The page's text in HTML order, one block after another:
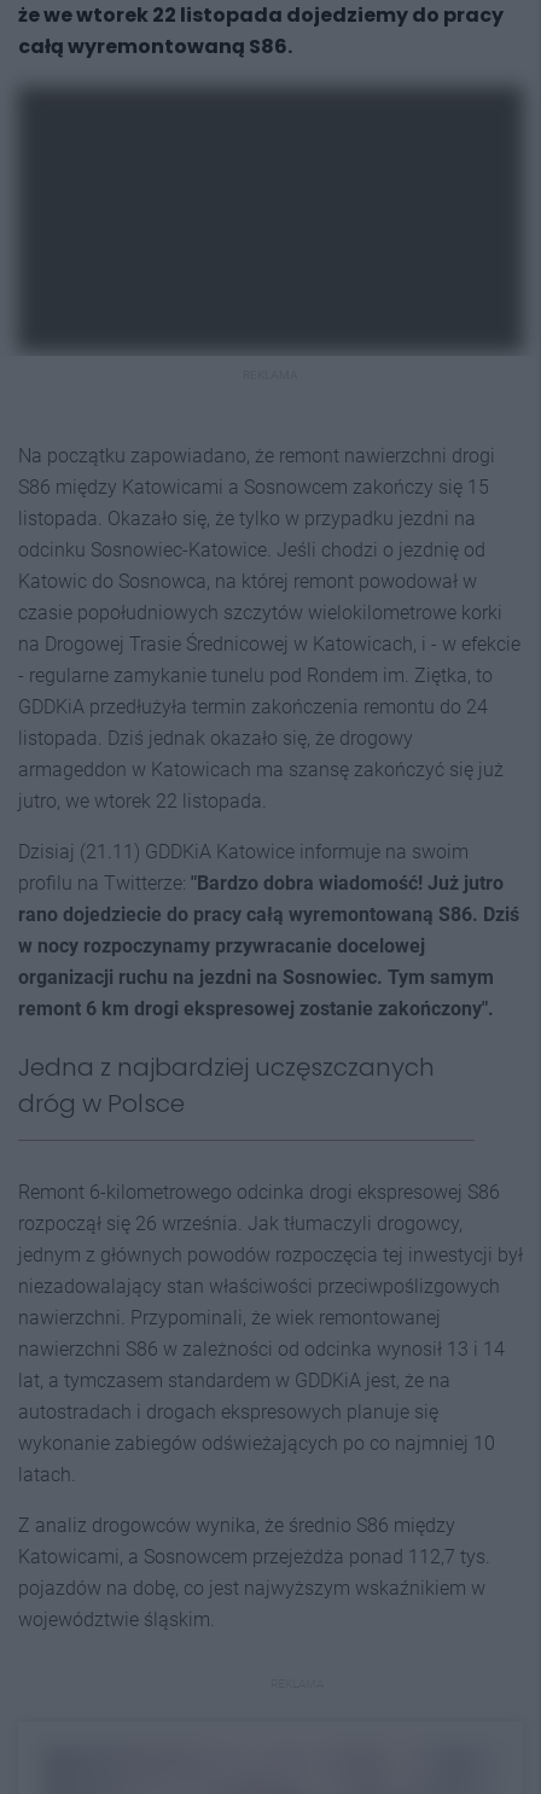
że we wtorek 22 listopada dojedziemy do pracy
całą wyremontowaną S86.
Na początku zapowiadano, że remont nawierzchni drogi
S86 między Katowicami a Sosnowcem zakończy się 15
listopada. Okazało się, że tylko w przypadku jezdni na
odcinku Sosnowiec-Katowice. Jeśli chodzi o jezdnię od
Katowic do Sosnowca, na której remont powodował w
czasie popołudniowych szczytów wielokilometrowe korki
na Drogowej Trasie Średnicowej w Katowicach, i - w efekcie
- regularne zamykanie tunelu pod Rondem im. Ziętka, to
GDDKiA przedłużyła termin zakończenia remontu do 24
listopada. Dziś jednak okazało się, że drogowy
armageddon w Katowicach ma szansę zakończyć się już
jutro, we wtorek 22 listopada.
Dzisiaj (21.11) GDDKiA Katowice informuje na swoim
profilu na Twitterze: "Bardzo dobra wiadomość! Już jutro
rano dojedziecie do pracy całą wyremontowaną S86. Dziś
w nocy rozpoczynamy przywracanie docelowej
organizacji ruchu na jezdni na Sosnowiec. Tym samym
remont 6 km drogi ekspresowej zostanie zakończony".
Jedna z najbardziej uczęszczanych
dróg w Polsce
Remont 6-kilometrowego odcinka drogi ekspresowej S86
rozpoczął się 26 września. Jak tłumaczyli drogowcy,
jednym z głównych powodów rozpoczęcia tej inwestycji był
niezadowalający stan właściwości przeciwpoślizgowych
nawierzchni. Przypominali, że wiek remontowanej
nawierzchni S86 w zależności od odcinka wynosił 13 i 14
lat, a tymczasem standardem w GDDKiA jest, że na
autostradach i drogach ekspresowych planuje się
wykonanie zabiegów odświeżających po co najmniej 10
latach.
Z analiz drogowców wynika, że średnio S86 między
Katowicami, a Sosnowcem przejeżdża ponad 112,7 tys.
pojazdów na dobę, co jest najwyższym wskaźnikiem w
województwie śląskim.